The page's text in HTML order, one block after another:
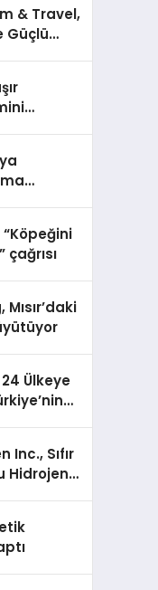
& Travel,
Güçlü
çağrısı
Ülkeye
Inc., Sıfır
Hidrojen